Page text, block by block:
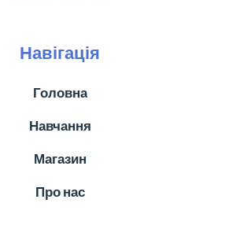
Навігація
Головна
Навчання
Магазин
Про нас